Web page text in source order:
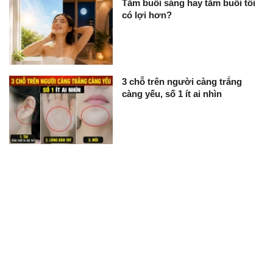
Tắm buổi sáng hay tắm buổi tối
có lợi hơn?
3 chỗ trên người càng trắng
càng yếu, số 1 ít ai nhìn